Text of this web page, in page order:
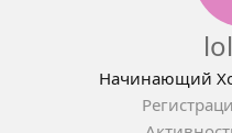
Начинающий